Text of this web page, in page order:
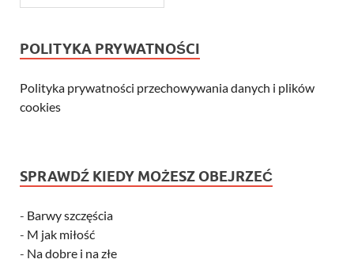
POLITYKA PRYWATNOŚCI
Polityka prywatności przechowywania danych i plików
cookies
SPRAWDŹ KIEDY MOŻESZ OBEJRZEĆ
- Barwy szczęścia
- M jak miłość
- Na dobre i na złe